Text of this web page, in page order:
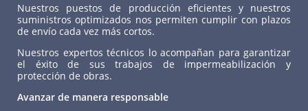
Nuestros puestos de producción eficientes y nuestros
suministros optimizados nos permiten cumplir con plazos
de envío cada vez más cortos.
Nuestros expertos técnicos lo acompañan para garantizar
el éxito de sus trabajos de impermeabilización y
protección de obras.
Avanzar de manera responsable